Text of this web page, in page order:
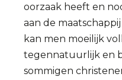
oorzaak heeft en
aan de
kan men moeilijk
tegennatuurlijk en
sommigen